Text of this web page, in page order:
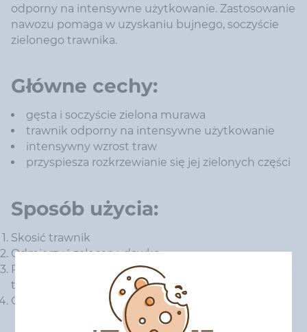
odporny na intensywne użytkowanie. Zastosowanie
nawozu pomaga w uzyskaniu bujnego, soczyście
zielonego trawnika.
Główne cechy:
gęsta i soczyście zielona murawa
trawnik odporny na intensywne użytkowanie
intensywny wzrost traw
przyspiesza rozkrzewianie się jej zielonych części
Sposób użycia:
Skosić trawnik
Odmierzyć zalecaną dawkę
Równomiernie rozprowadzić nawóz na powierzchni
trawnika (zalecane jest stosowanie siewnika)
Obficie podlać trawnik